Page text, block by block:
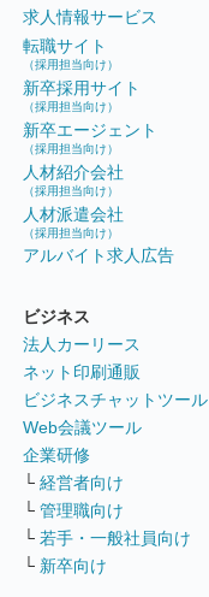
求人情報サービス
転職サイト
（採用担当向け）
新卒採用サイト
（採用担当向け）
新卒エージェント
（採用担当向け）
人材紹介会社
（採用担当向け）
人材派遣会社
（採用担当向け）
アルバイト求人広告
ビジネス
法人カーリース
ネット印刷通販
ビジネスチャットツール
Web会議ツール
企業研修
└ 経営者向け
└ 管理職向け
└ 若手・一般社員向け
└ 新卒向け